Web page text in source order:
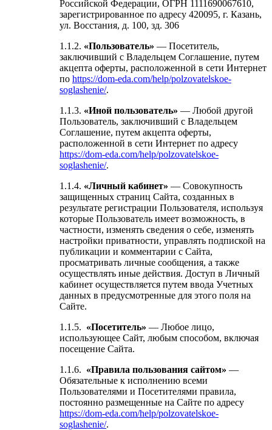
Российской Федерации, ОГРН 1111690067610,
зарегистрированное по адресу 420095, г. Казань,
ул. Восстания, д. 100, зд. 306
1.1.2. «Пользователь» — Посетитель,
заключивший с Владельцем Соглашение, путем
акцепта оферты, расположенной в сети Интернет
по https://dom-eda.com/help/polzovatelskoe-
soglashenie/.
1.1.3. «Иной пользователь» — Любой другой
Пользователь, заключивший с Владельцем
Соглашение, путем акцепта оферты,
расположенной в сети Интернет по адресу
https://dom-eda.com/help/polzovatelskoe-
soglashenie/.
1.1.4. «Личный кабинет» — Совокупность
защищенных страниц Сайта, созданных в
результате регистрации Пользователя, используя
которые Пользователь имеет возможность, в
частности, изменять сведения о себе, изменять
настройки приватности, управлять подпиской на
публикации и комментарии с Сайта,
просматривать личные сообщения, а также
осуществлять иные действия. Доступ в Личный
кабинет осуществляется путем ввода Учетных
данных в предусмотренные для этого поля на
Сайте.
1.1.5. «Посетитель» — Любое лицо,
использующее Сайт, любым способом, включая
посещение Сайта.
1.1.6. «Правила пользования сайтом» —
Обязательные к исполнению всеми
Пользователями и Посетителями правила,
постоянно размещенные на Сайте по адресу
https://dom-eda.com/help/polzovatelskoe-
soglashenie/.